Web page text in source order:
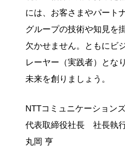
には、お客さまやパート
グループの技術や知見を
欠かせません。ともにビ
レーヤー（実践者）とな
未来を創りましょう。
NTTコミュニケーション
代表取締役社長 社長執
丸岡 亨